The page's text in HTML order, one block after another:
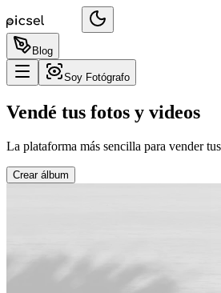
Blog
Soy Fotógrafo
Vendé tus fotos y videos
La plataforma más sencilla para vender
Crear álbum